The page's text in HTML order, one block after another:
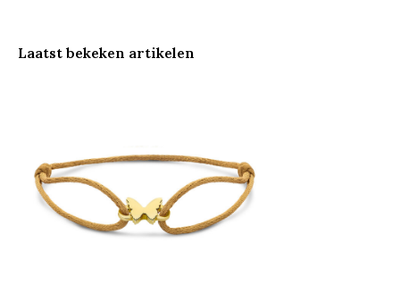
Laatst bekeken artikelen